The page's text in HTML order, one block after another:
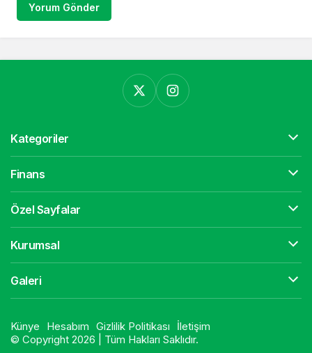
Yorum Gönder
Kategoriler
Finans
Özel Sayfalar
Kurumsal
Galeri
Künye Hesabım Gizlilik Politikası
İletişim
© Copyright 2026 | Tüm Hakları Saklıdır.